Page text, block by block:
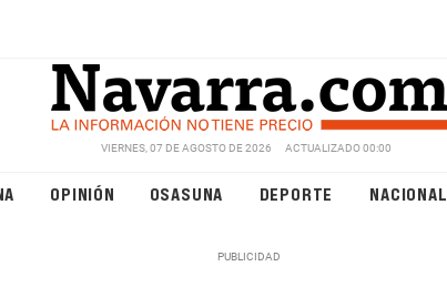
VIERNES, 07 DE AGOSTO DE 2026 ACTUALIZADO 00:00
OPINIÓN OSASUNA DEPORTE NACIONAL